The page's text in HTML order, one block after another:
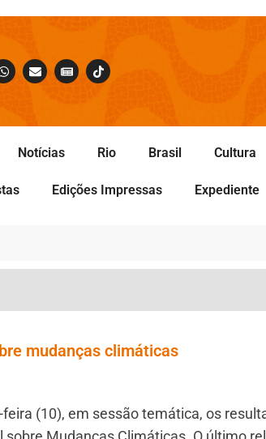
Notícias Rio Brasil Cultura
Edições Impressas Expediente
mudanças climáticas
(10), em sessão temática, os